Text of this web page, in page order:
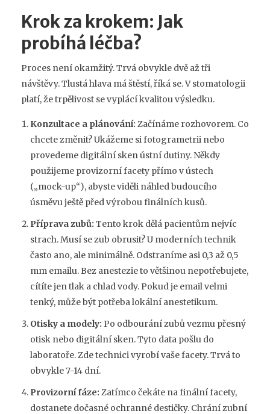
Krok za krokem: Jak
probíhá léčba?
Proces není okamžitý. Trvá obvykle dvě až tři
návštěvy. Tlustá hlava má štěstí, říká se. V stomatologii
platí, že trpělivost se vyplácí kvalitou výsledku.
Konzultace a plánování: Začínáme rozhovorem. Co
chcete změnit? Ukážeme si fotogrametrii nebo
provedeme digitální sken ústní dutiny. Někdy
použijeme provizorní facety přímo v ústech
(„mock-up“), abyste viděli náhled budoucího
úsměvu ještě před výrobou finálních kusů.
Příprava zubů: Tento krok dělá pacientům nejvíc
strach. Musí se zub obrusit? U moderních technik
často ano, ale minimálně. Odstraníme asi 0,3 až 0,5
mm emailu. Bez anestezie to většinou nepotřebujete,
cítíte jen tlak a chlad vody. Pokud je email velmi
tenký, může být potřeba lokální anestetikum.
Otisky a modely: Po odbourání zubů vezmu přesný
otisk nebo digitální sken. Tyto data pošlu do
laboratoře. Zde technici vyrobí vaše facety. Trvá to
obvykle 7-14 dní.
Provizorní fáze: Zatímco čekáte na finální facety,
dostanete dočasné ochranné destičky. Chrání zubní